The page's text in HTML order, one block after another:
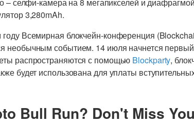
3,280mAh.
году Всемирная блокчейн-конференция
необычным событием. 14 июля начнется
распространяются с помощью Blockparty,
будет использована для уплаты
Bull Run? Don't Miss